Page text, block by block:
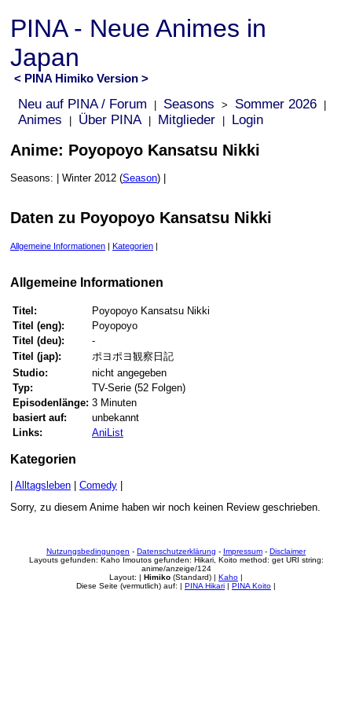
PINA - Neue Animes in
Japan
< PINA Himiko Version >
Neu auf PINA / Forum Seasons > Sommer 2026
Animes Über PINA Mitglieder Login
Anime: Poyopoyo Kansatsu Nikki
Seasons: | Winter 2012 (Season) |
Daten zu Poyopoyo Kansatsu Nikki
Allgemeine Informationen Kategorien
Allgemeine Informationen
Titel:
Poyopoyo Kansatsu Nikki
Titel (eng):
Poyopoyo
Titel (deu):
-
Titel (jap):
ポヨポヨ観察日記
Studio:
nicht angegeben
Typ:
TV-Serie (52 Folgen)
Episodenlänge: 3 Minuten
basiert auf:
unbekannt
Links:
AniList
Kategorien
Alltagsleben Comedy
Sorry, zu diesem Anime haben wir noch keinen Review geschrieben.
Nutzungsbedingungen - Datenschutzerklärung - Impressum - Disclaimer
Layouts gefunden: Kaho Imoutos gefunden: Hikari, Koito method: get URI string:
anime/anzeige/124
Layout: |
Himiko (Standard) | Kaho
Diese Seite (vermutlich) auf: | PINA Hikari PINA Koito